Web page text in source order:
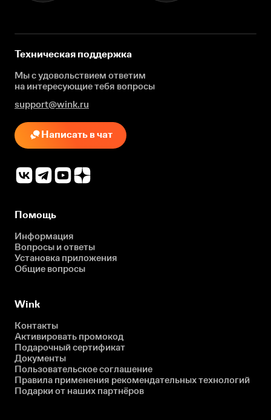
Техническая поддержка
Мы с удовольствием ответим
на интересующиетебя вопросы
support@wink.ru
Написать в чат
Помощь
Информация
Вопросы и ответы
Установка приложения
Общие вопросы
Wink
Контакты
Активировать промокод
Подарочный сертификат
Документы
Пользовательское соглашение
Правила применения рекомендательных технологий
Подарки от наших партнёров